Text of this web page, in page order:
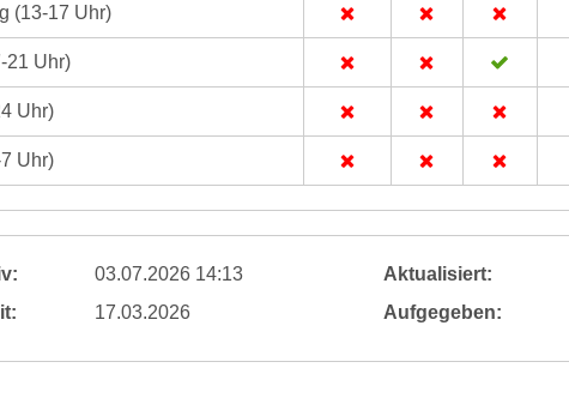
(13-17 Uhr)
21 Uhr)
Uhr)
Uhr)
03.07.2026 14:13 Aktualisiert:
17.03.2026 Aufgegeben: